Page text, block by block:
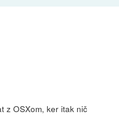
z OSXom, ker itak nič